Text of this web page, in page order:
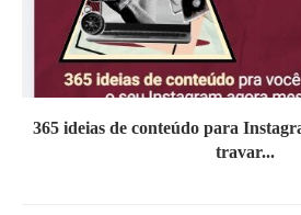
365 ideias de conteúdo para
travar...